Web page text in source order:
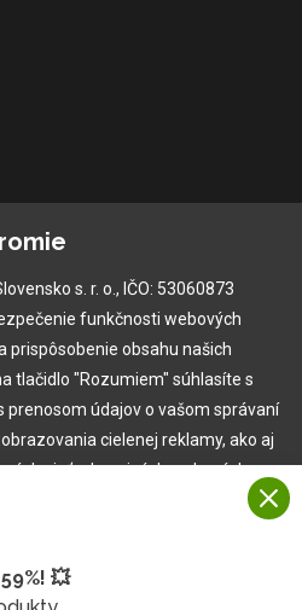
💥
s. r. o., IČO: 53060873
funkčnosti webových
prispôsobenie obsahu našich
tlačidlo "Rozumiem" súhlasíte s
prenosom údajov o vašom správaní
cielenej reklamy, ako aj
sieťach na iných webových
používame niekoľko kategórií